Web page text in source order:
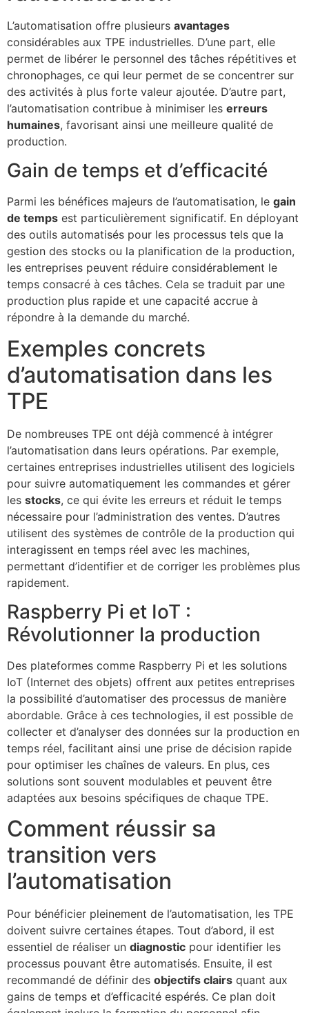
L’automatisation offre plusieurs avantages
considérables aux TPE industrielles. D’une part, elle
permet de libérer le personnel des tâches répétitives et
chronophages, ce qui leur permet de se concentrer sur
des activités à plus forte valeur ajoutée. D’autre part,
l’automatisation contribue à minimiser les erreurs
humaines, favorisant ainsi une meilleure qualité de
production.
Gain de temps et d’efficacité
Parmi les bénéfices majeurs de l’automatisation, le gain
de temps est particulièrement significatif. En déployant
des outils automatisés pour les processus tels que la
gestion des stocks ou la planification de la production,
les entreprises peuvent réduire considérablement le
temps consacré à ces tâches. Cela se traduit par une
production plus rapide et une capacité accrue à
répondre à la demande du marché.
Exemples concrets
d’automatisation dans les
TPE
De nombreuses TPE ont déjà commencé à intégrer
l’automatisation dans leurs opérations. Par exemple,
certaines entreprises industrielles utilisent des logiciels
pour suivre automatiquement les commandes et gérer
les stocks, ce qui évite les erreurs et réduit le temps
nécessaire pour l’administration des ventes. D’autres
utilisent des systèmes de contrôle de la production qui
interagissent en temps réel avec les machines,
permettant d’identifier et de corriger les problèmes plus
rapidement.
Raspberry Pi et IoT :
Révolutionner la production
Des plateformes comme Raspberry Pi et les solutions
IoT (Internet des objets) offrent aux petites entreprises
la possibilité d’automatiser des processus de manière
abordable. Grâce à ces technologies, il est possible de
collecter et d’analyser des données sur la production en
temps réel, facilitant ainsi une prise de décision rapide
pour optimiser les chaînes de valeurs. En plus, ces
solutions sont souvent modulables et peuvent être
adaptées aux besoins spécifiques de chaque TPE.
Comment réussir sa
transition vers
l’automatisation
Pour bénéficier pleinement de l’automatisation, les TPE
doivent suivre certaines étapes. Tout d’abord, il est
essentiel de réaliser un diagnostic pour identifier les
processus pouvant être automatisés. Ensuite, il est
recommandé de définir des objectifs clairs quant aux
gains de temps et d’efficacité espérés. Ce plan doit